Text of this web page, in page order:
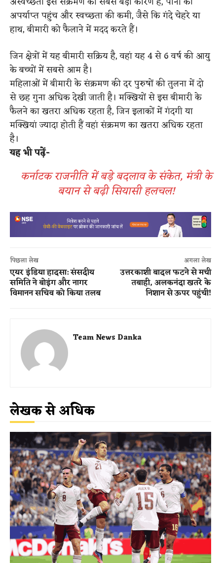
अपर्याप्त पहुंच और स्वच्छता की कमी, जैसे कि गंदे चेहरे या
हाथ, बीमारी को फैलाने में मदद करते हैं।
जिन क्षेत्रों में यह बीमारी सक्रिय है, वहां यह 4 से 6 वर्ष की आयु
के बच्चों में सबसे आम है।
महिलाओं में बीमारी के संक्रमण की दर पुरुषों की तुलना में दो
से छह गुना अधिक देखी जाती है।​मक्खियों से इस बीमारी के
फैलने का खतरा अधिक रहता है, जिन इलाकों में गंदगी या
मक्खियां ज्यादा होती हैं वहां संक्रमण का खतरा अधिक रहता
है।
​यह भी पढ़ें-
कर्नाटक राजनीति में बड़े बदलाव के संकेत, मंत्री के
बयान से बढ़ी सियासी हलचल!
पिछला लेख
एयर इंडिया हादसा: संसदीय
समिति ने बोइंग और नागर
विमानन सचिव को किया तलब
अगला लेख
​ उत्तरकाशी बादल फटने से मची
तबाही, अलकनंदा खतरे के
निशान से ऊपर पहुंची!
Team News Danka
लेखक से अधिक